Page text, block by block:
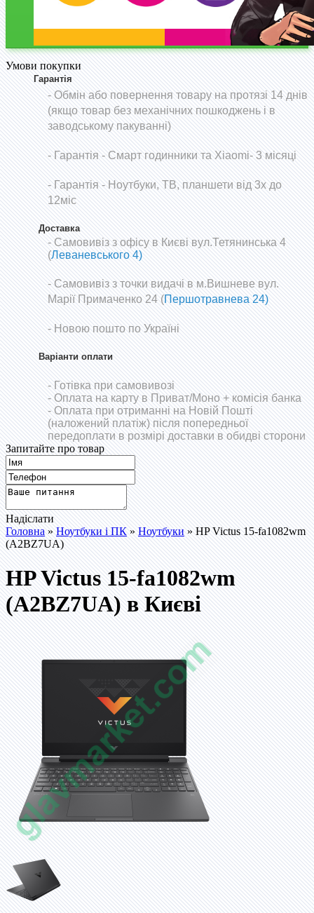
Умови покупки
Гарантія
- Обмін або повернення товару на протязі 14 днів
(якщо товар без механічних пошкоджень і в
заводському пакуванні)
-Гарантія - Смарт годинники та Xiaomi- 3 місяці
- Гарантія - Ноутбуки, ТВ, планшети від 3х до
12міс
Доставка
- Самовивіз з офісу в Києві вул.Тетянинська 4
(Леваневського 4)
- Самовивіз з точки видачі в м.Вишневе вул.
Марії Примаченко 24 (Першотравнева 24)
- Новою пошто по Україні
Варіанти оплати
- Готівка при самовивозі
- Оплата на карту в Приват/Моно+ комісія банка
- Оплата при отриманні на Новій Пошті
(наложений платіж) після попередньої
передоплати в розмірі доставки в обидві сторони
Запитайте про товар
Надіслати
Головна»Ноутбуки і ПК»Ноутбуки» HP Victus 15-fa1082wm
(A2BZ7UA)
HP Victus 15-fa1082wm
(A2BZ7UA) в Києві